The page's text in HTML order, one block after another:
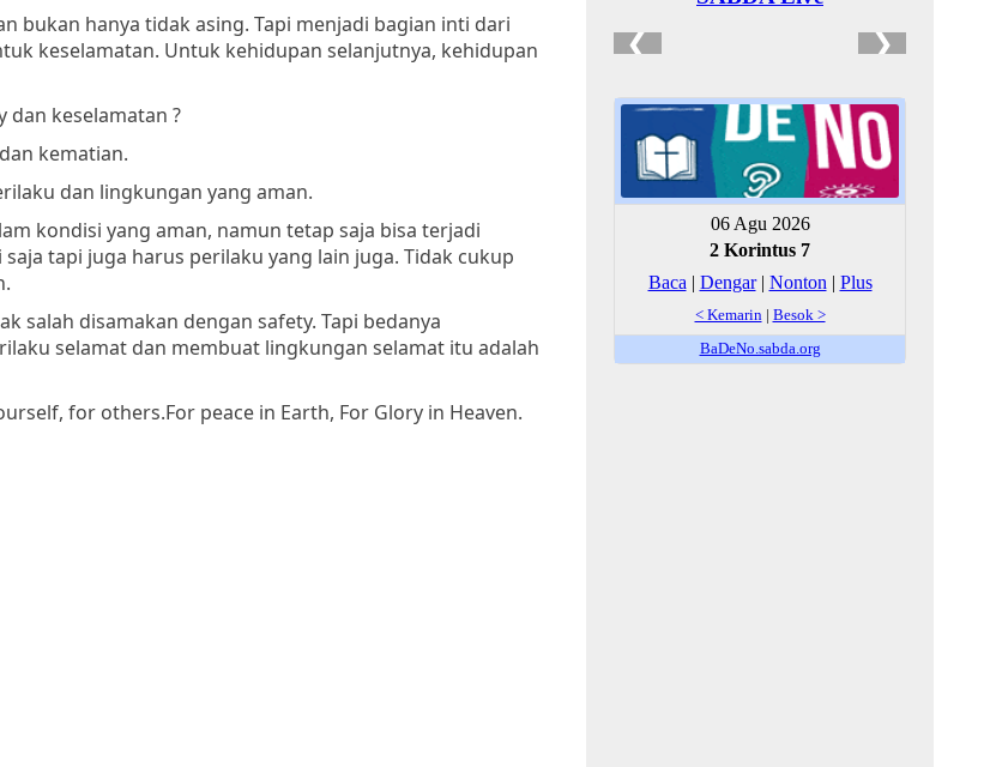
bukan hanya tidak asing. Tapi menjadi bagian inti dari
keselamatan. Untuk kehidupan selanjutnya, kehidupan
dan keselamatan ?
kematian.
dan lingkungan yang aman.
kondisi yang aman, namun tetap saja bisa terjadi
tapi juga harus perilaku yang lain juga. Tidak cukup
salah disamakan dengan safety. Tapi bedanya
selamat dan membuat lingkungan selamat itu adalah
for others.For peace in Earth, For Glory in Heaven.